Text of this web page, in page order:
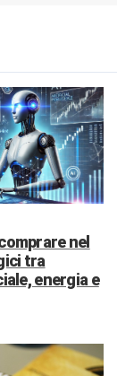
nel
tra
energia e